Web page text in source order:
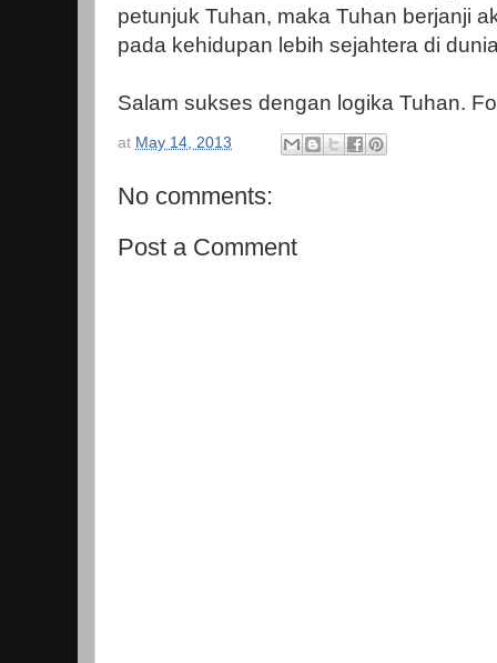
petunjuk Tuhan, maka Tuhan berjanji
pada kehidupan lebih sejahtera di
Salam sukses dengan logika Tuhan.
at May 14, 2013
No comments:
Post a Comment